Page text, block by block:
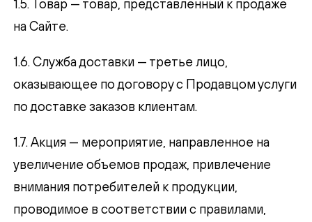
1.5. Товар — товар, представленный к продаже
на Сайте.
1.6. Служба доставки — третье лицо,
оказывающее по договору с Продавцом услуги
по доставке заказов клиентам.
1.7. Акция — мероприятие, направленное на
увеличение объемов продаж, привлечение
внимания потребителей к продукции,
проводимое в соответствии с правилами,